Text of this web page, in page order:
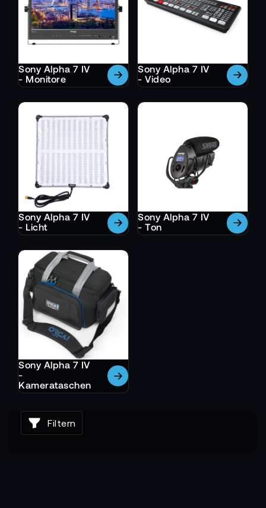
Sony Alpha 7 IV
- Monitore
Sony Alpha 7 IV
- Video
Sony Alpha 7 IV
- Licht
Sony Alpha 7 IV
- Ton
Sony Alpha 7 IV
-
Kamerataschen
Filtern